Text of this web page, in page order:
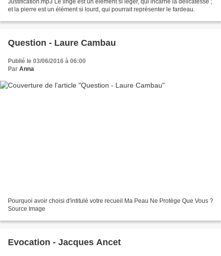
Justification.mp3 Le linge est un élément si léger, qui incarne la délicatesse ;
et la pierre est un élément si lourd, qui pourrait représenter le fardeau.
Question - Laure Cambau
Publié le 03/06/2016 à 06:00
Par Anna
Pourquoi avoir choisi d'intitulé votre recueil Ma Peau Ne Protège Que Vous ?
Source Image
Evocation - Jacques Ancet